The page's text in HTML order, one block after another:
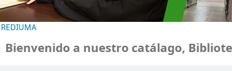
REDIUMA
Bienvenido a nuestro catálago,